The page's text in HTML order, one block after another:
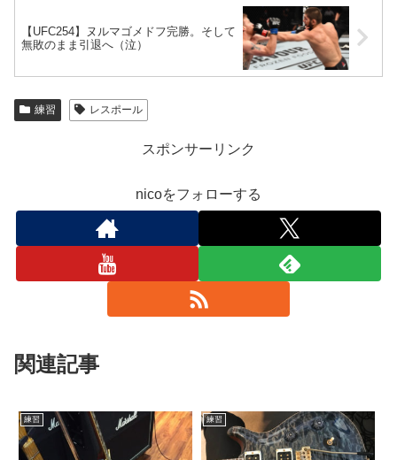
【UFC254】ヌルマゴメドフ完勝。そして
無敗のまま引退へ（泣）
練習 レスポール
スポンサーリンク
nicoをフォローする
関連記事
練習 練習